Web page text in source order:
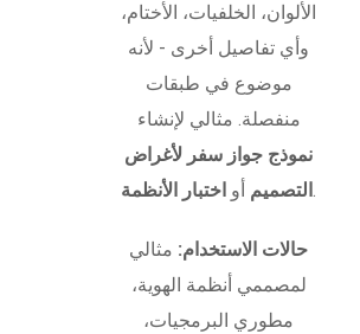
الألوان، الخلفيات، الأختام،
وأي تفاصيل أخرى - لأنه
موضوع في طبقات
منفصلة. مثالي لإنشاء
نموذج جواز سفر لأغراض
التصميم أو اختبار الأنظمة .
حالات الاستخدام: مثالي
لمصممي أنظمة الهوية،
مطوري البرمجيات،